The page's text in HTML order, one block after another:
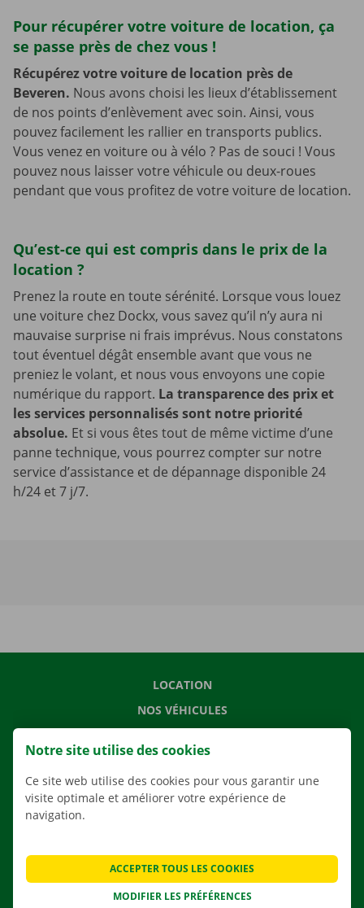
Pour récupérer votre voiture de location, ça
se passe près de chez vous !
Récupérez votre voiture de location près de
Beveren. Nous avons choisi les lieux d’établissement
de nos points d’enlèvement avec soin. Ainsi, vous
pouvez facilement les rallier en transports publics.
Vous venez en voiture ou à vélo ? Pas de souci ! Vous
pouvez nous laisser votre véhicule ou deux-roues
pendant que vous profitez de votre voiture de location.
Qu’est-ce qui est compris dans le prix de la
location ?
Prenez la route en toute sérénité. Lorsque vous louez
une voiture chez Dockx, vous savez qu’il n’y aura ni
mauvaise surprise ni frais imprévus. Nous constatons
tout éventuel dégât ensemble avant que vous ne
preniez le volant, et nous vous envoyons une copie
numérique du rapport. La transparence des prix et
les services personnalisés sont notre priorité
absolue. Et si vous êtes tout de même victime d’une
panne technique, vous pourrez compter sur notre
service d’assistance et de dépannage disponible 24
h/24 et 7 j/7.
LOCATION
NOS VÉHICULES
AGENCES
APPLI
CONTACTEZ NOUS
Notre site utilise des cookies
Ce site web utilise des cookies pour vous garantir une
visite optimale et améliorer votre expérience de
navigation.
MODIFIER LES PRÉFÉRENCES
ACCEPTER TOUS LES COOKIES